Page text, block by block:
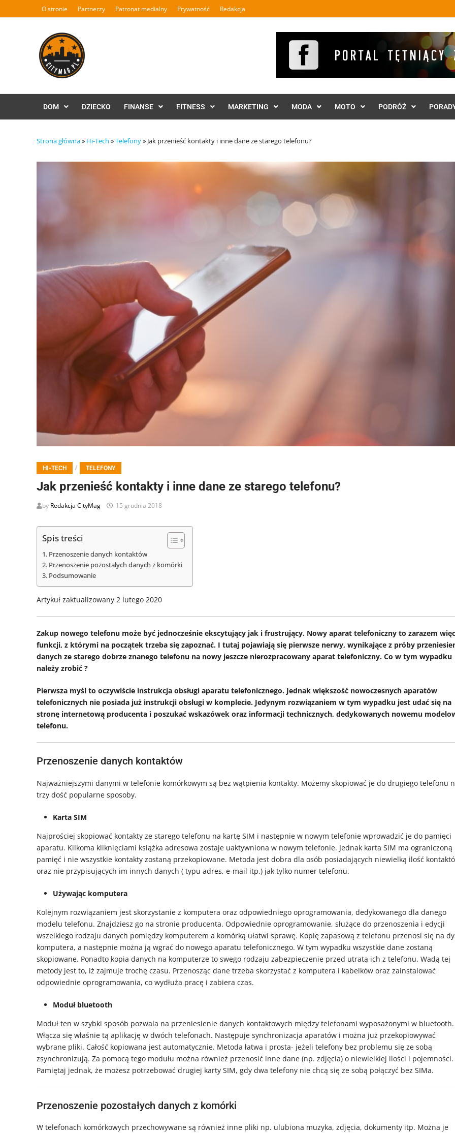
to
O stronie Partnerzy Patronat medialny Prywatność Redakcja
DOM DZIECKO FINANSE FITNESS MARKETING MODA MOTO PODRÓŻ
Strona główna» Hi-Tech »Telefony» Jak przenieść kontakty i inne dane ze starego telefonu?
HI-TECH / TELEFONY
Jak przenieść kontakty i inne dane ze starego telefonu?
by Redakcja CityMag 15 grudnia 2018
Spis treści
Przenoszenie danych kontaktów
Przenoszenie pozostałych danych z komórki
Podsumowanie
Artykuł zaktualizowany 2 lutego 2020
Zakup nowego telefonu może być jednocześnie ekscytujący jak i frustrujący. Nowy aparat telefoniczny to zarazem
funkcji, z którymi na początek trzeba się zapoznać. I tutaj pojawiają się pierwsze nerwy, wynikające z próby
danych ze starego dobrze znanego telefonu na nowy jeszcze nierozpracowany aparat telefoniczny. Co w tym wypadku
należy zrobić ?
Pierwsza myśl to oczywiście instrukcja obsługi aparatu telefonicznego. Jednak większość nowoczesnych aparatów
telefonicznych nie posiada już instrukcji obsługi w komplecie. Jedynym rozwiązaniem w tym wypadku jest udać się na
stronę internetową producenta i poszukać wskazówek oraz informacji technicznych, dedykowanych nowemu
telefonu.
Przenoszenie danych kontaktów
Najważniejszymi danymi w telefonie komórkowym są bez wątpienia kontakty. Możemy skopiować je do drugiego telefonu
trzy dość popularne sposoby.
Karta SIM
Najprościej skopiować kontakty ze starego telefonu na kartę SIM i następnie w nowym telefonie wprowadzić je do pamięci
aparatu. Kilkoma kliknięciami książka adresowa zostaje uaktywniona w nowym telefonie. Jednak karta SIM ma ograniczoną
pamięć i nie wszystkie kontakty zostaną przekopiowane. Metoda jest dobra dla osób posiadających niewielką ilość
oraz nie przypisujących im innych danych ( typu adres, e-mail itp.) jak tylko numer telefonu.
Używając komputera
Kolejnym rozwiązaniem jest skorzystanie z komputera oraz odpowiedniego oprogramowania, dedykowanego dla danego
modelu telefonu. Znajdziesz go na stronie producenta. Odpowiednie oprogramowanie, służące do przenoszenia i edycji
wszelkiego rodzaju danych pomiędzy komputerem a komórką ułatwi sprawę. Kopię zapasową z telefonu przenosi się na
komputera, a następnie można ją wgrać do nowego aparatu telefonicznego. W tym wypadku wszystkie dane zostaną
skopiowane. Ponadto kopia danych na komputerze to swego rodzaju zabezpieczenie przed utratą ich z telefonu. Wadą tej
metody jest to, iż zajmuje trochę czasu. Przenosząc dane trzeba skorzystać z komputera i kabelków oraz zainstalować
odpowiednie oprogramowania, co wydłuża pracę i zabiera czas.
Moduł bluetooth
Moduł ten w szybki sposób pozwala na przeniesienie danych kontaktowych między telefonami wyposażonymi w bluetooth.
Włącza się właśnie tą aplikację w dwóch telefonach. Następuje synchronizacja aparatów i można już przekopiowywać
wybrane pliki. Całość kopiowana jest automatycznie. Metoda łatwa i prosta- jeżeli telefony bez problemu się ze sobą
zsynchronizują. Za pomocą tego modułu można również przenosić inne dane (np. zdjęcia) o niewielkiej ilości i pojemności.
Pamiętaj jednak, że możesz potrzebować drugiej karty SIM, gdy dwa telefony nie chcą się ze sobą połączyć bez SIMa.
Przenoszenie pozostałych danych z komórki
W telefonach komórkowych przechowywane są również inne pliki np. ulubiona muzyka, zdjęcia, dokumenty itp. Można je